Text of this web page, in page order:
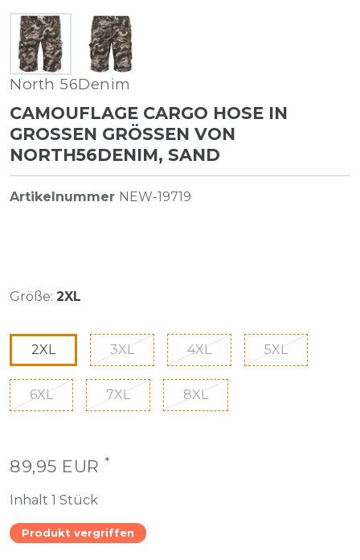
North 56Denim
CAMOUFLAGE CARGO HOSE IN
GROSSEN GRÖSSEN VON NO
RTH56DENIM, SAND
Artikelnummer NEW-19719
Größe: 2XL
2XL 3XL 4XL 5XL
6XL 7XL 8XL
89,95 EUR *
Inhalt 1 Stück
Produkt vergriffen